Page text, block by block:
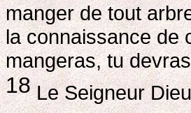
manger de tout
la connaissance de
mangeras, tu
18Le Seigneur